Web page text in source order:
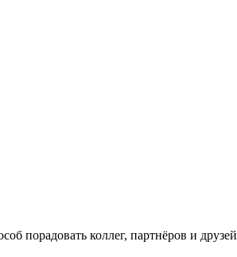
порадовать коллег, партнёров и друзей